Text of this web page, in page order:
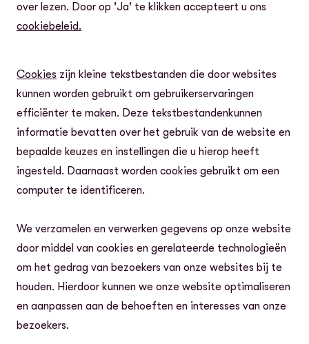
over lezen. Door op 'Ja' te klikken accepteert u ons
cookiebeleid.
Cookies zijn kleine tekstbestanden die door websites
kunnen worden gebruikt om gebruikerservaringen
efficiënter te maken. Deze tekstbestandenkunnen
informatie bevatten over het gebruik van de website en
bepaalde keuzes en instellingen die u hierop heeft
ingesteld. Daarnaast worden cookies gebruikt om een
computer te identificeren.
We verzamelen en verwerken gegevens op onze website
door middel van cookies en gerelateerde technologieën
om het gedrag van bezoekers van onze websites bij te
houden. Hierdoor kunnen we onze website optimaliseren
en aanpassen aan de behoeften en interesses van onze
bezoekers.